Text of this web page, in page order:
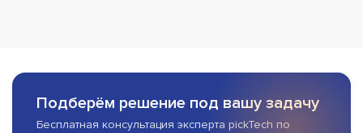
Подберём решение под вашу задачу
Бесплатная консультация эксперта pickTech по